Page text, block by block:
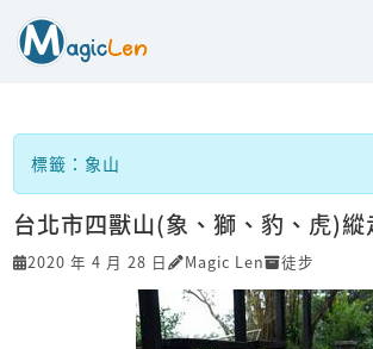
標籤：象山
台北市四獸山(象、獅、豹、虎)縱
2020 年 4 月 28 日 Magic Len 徒步